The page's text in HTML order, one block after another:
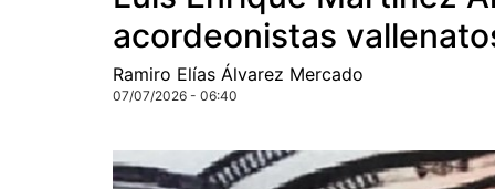
acordeonistas
Ramiro Elías Álvarez Mercado
07/07/2026 - 06:40